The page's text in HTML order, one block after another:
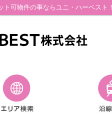
可物件の事ならユニ・ハーベスト！